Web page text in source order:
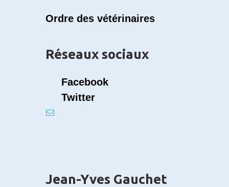
Ordre des vétérinaires
Réseaux sociaux
Facebook
Twitter
Jean-Yves Gauchet